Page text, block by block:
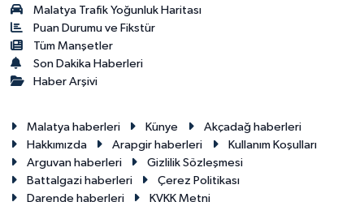
Malatya Trafik Yoğunluk Haritası
Puan Durumu ve Fikstür
Tüm Manşetler
Son Dakika Haberleri
Haber Arşivi
Malatya haberleri Künye
Akçadağ haberleri
Hakkımızda
Arapgir haberleri
Kullanım Koşulları
Arguvan haberleri
Gizlilik Sözleşmesi
Battalgazi haberleri
Çerez Politikası
Darende haberleri
KVKK Metni